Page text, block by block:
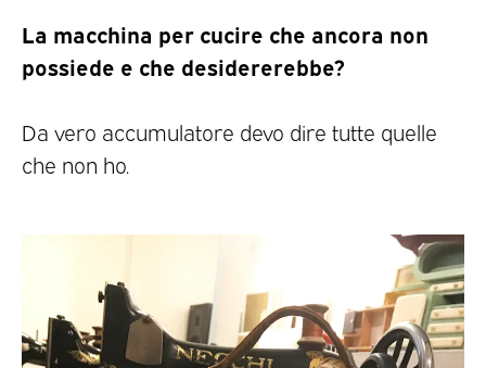
La macchina per cucire che ancora non
possiede e che desidererebbe?
Da vero accumulatore devo dire tutte quelle
che non ho.